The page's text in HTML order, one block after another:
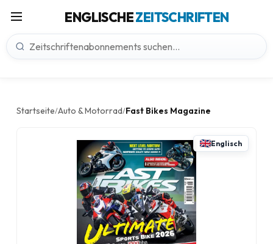
ENGLISCHEZEITSCHRIFTEN
Startseite/Auto & Motorrad/Fast Bikes Magazine
Englisch